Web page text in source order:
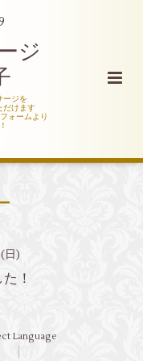
ジ
ージを
だけます
ォームより
日)
！
Language